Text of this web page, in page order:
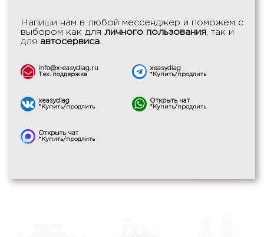
Напиши нам в любой мессенджер и поможем с
выбором как для личного пользования , так и
для автосервиса
info@x-easydiag.ru
Тех. поддержка
xeasydiag
*Купить/продлить
xeasydiag
*Купить/продлить
Открыть чат
*Купить/продлить
Открыть чат
*Купить/продлить